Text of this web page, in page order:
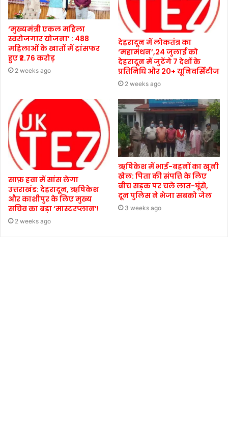
‘मुख्यमंत्री एकल महिला
स्वरोजगार योजना’ : 488
महिलाओं के खातों में ट्रांसफर
हुए ₹2.76 करोड़
2 weeks ago
देहरादून में लोकतंत्र का
‘महामंथन’,24 जुलाई को
देहरादून में जुटेंगे 7 देशों के
प्रतिनिधि और 20+ यूनिवर्सिटीज
2 weeks ago
साफ़ हवा में सांस लेगा
उत्तराखंड: देहरादून, ऋषिकेश
और काशीपुर के लिए मुख्य
सचिव का बड़ा ‘मास्टरप्लान’!
2 weeks ago
ऋषिकेश में भाई-बहनों का खूनी
खेल: पिता की संपत्ति के लिए
बीच सड़क पर चले लात-घूंसे,
दून पुलिस ने भेजा सबको जेल
3 weeks ago